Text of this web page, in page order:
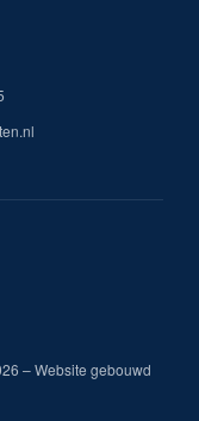
– Website gebouwd